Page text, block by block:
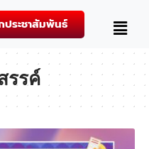
ประชาสัมพันธ์
รรค์